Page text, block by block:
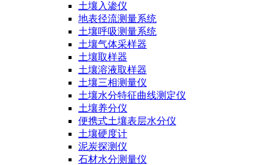
土壤入渗仪
地表径流测量系统
土壤呼吸测量系统
土壤气体采样器
土壤取样器
土壤溶液取样器
土壤三相测量仪
土壤水分特征曲线测定仪
土壤养分仪
便携式土壤表层水分仪
土壤硬度计
泥炭探测仪
石材水分测量仪